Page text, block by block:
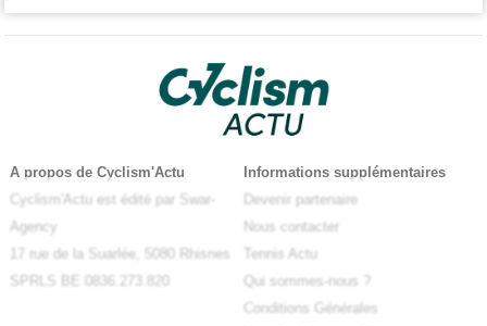
A propos de Cyclism'Actu
Cyclism'Actu est édité par Swar-
Agency
17 rue de la Suarlée, 5080 Rhisnes
SPRLS BE 0836.273.820
Informations supplémentaires
Devenir partenaire
Nous contacter
Tennis Actu
Qui sommes-nous ?
Conditions Générales